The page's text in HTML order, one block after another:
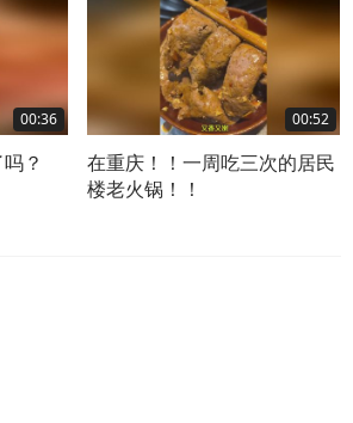
00:36
？
00:52
在重庆！！一周吃三次的居民
楼老火锅！！